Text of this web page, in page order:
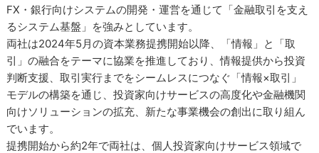
FX・銀行向けシステムの開発・運営を通じて「金融取引を支え
るシステム基盤」を強みとしています。
両社は2024年5月の資本業務提携開始以降、「情報」と「取
引」の融合をテーマに協業を推進しており、情報提供から投資
判断支援、取引実行までをシームレスにつなぐ「情報×取引」
モデルの構築を通じ、投資家向けサービスの高度化や金融機関
向けソリューションの拡充、新たな事業機会の創出に取り組ん
でいます。
提携開始から約2年で両社は、個人投資家向けサービス領域で